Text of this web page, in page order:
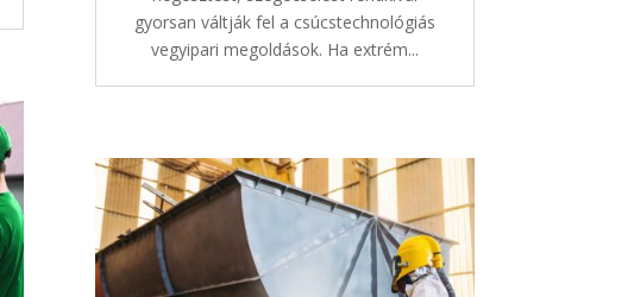
gyorsan váltják fel a csúcstechnológiás
vegyipari megoldások. Ha extrém...